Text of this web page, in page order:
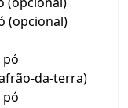
(opcional)
pó
da-terra)
pó